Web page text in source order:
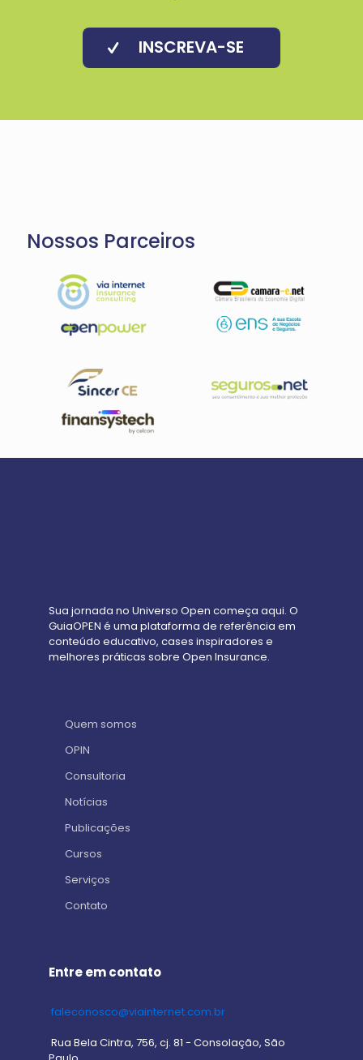
INSCREVA-SE
Nossos Parceiros
Sua jornada no Universo Open começa aqui. O
GuiaOPEN é uma plataforma de referência em
conteúdo educativo, cases inspiradores e
melhores práticas sobre Open Insurance.
Quem somos
OPIN
Consultoria
Notícias
Publicações
Cursos
Serviços
Contato
Entre em contato
faleconosco@viainternet.com.br
Rua Bela Cintra, 756, cj. 81 - Consolação, São